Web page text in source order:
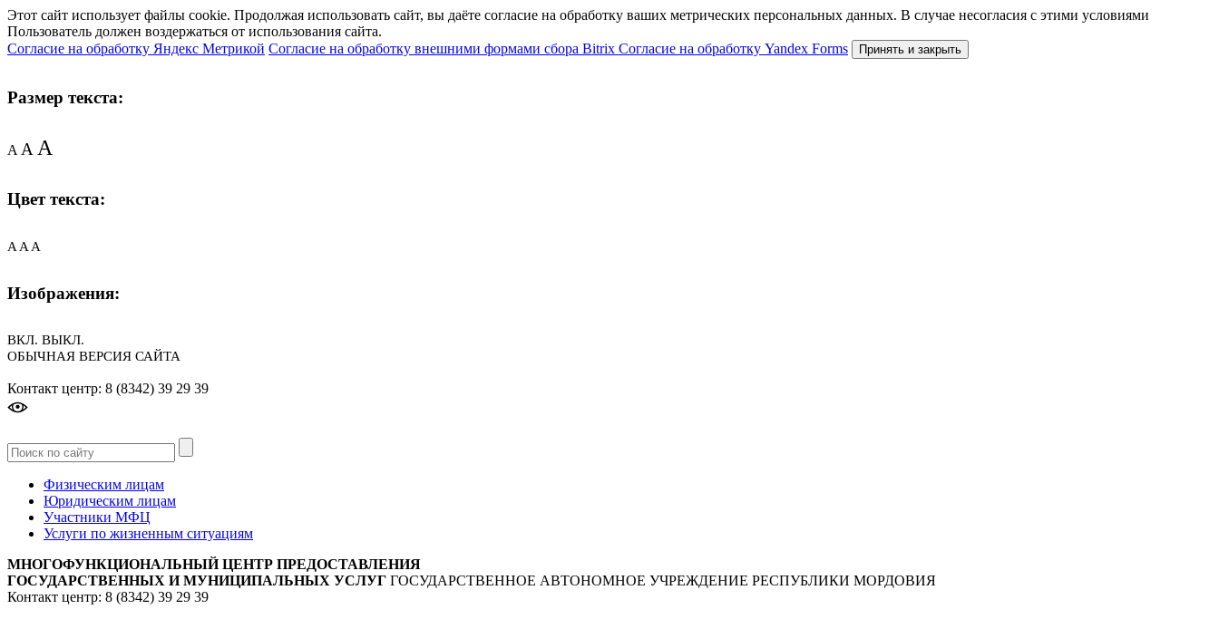
Этот сайт использует файлы cookie. Продолжая использовать сайт, вы даёте согласие на обработку ваших метрических персональных данных. В случае несогласия с этими условиями
Пользователь должен воздержаться от использования сайта.
Согласие на обработку Яндекс Метрикой Согласие на обработку внешними формами сбора Bitrix Согласие на обработку Yandex Forms Принять и закрыть
Размер текста:
AAA
Цвет текста:
A A A
Изображения:
ВКЛ. ВЫКЛ.
ОБЫЧНАЯ ВЕРСИЯ САЙТА
Контакт центр: 8 (8342) 39 29 39
Физическим лицам
Юридическим лицам
Участники МФЦ
Услуги по жизненным ситуациям
МНОГОФУНКЦИОНАЛЬНЫЙ ЦЕНТР ПРЕДОСТАВЛЕНИЯ
ГОСУДАРСТВЕННЫХ И МУНИЦИПАЛЬНЫХ УСЛУГ ГОСУДАРСТВЕННОЕ АВТОНОМНОЕ УЧРЕЖДЕНИЕ РЕСПУБЛИКИ МОРДОВИЯ
Контакт центр: 8 (8342) 39 29 39